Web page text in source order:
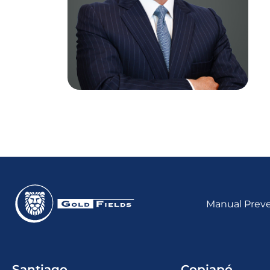
Americas
Manual